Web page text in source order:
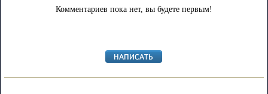
Комментариев пока нет, вы будете первым!